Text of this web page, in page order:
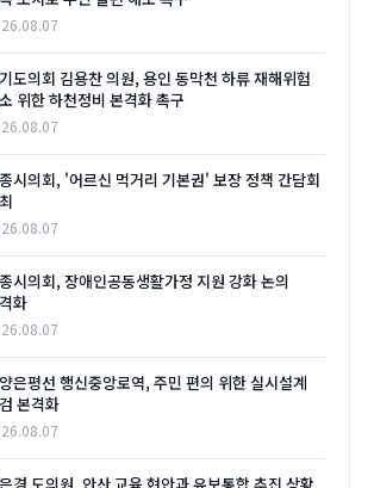
도의회 김용찬 의원, 용인 동막천 하류 재해위험
위한 하천정비 본격화 촉구
시의회, '어르신 먹거리 기본권' 보장 정책 간담회
시의회, 장애인공동생활가정 지원 강화 논의
화
은평선 행신중앙로역, 주민 편의 위한 실시설계
본격화
경 도의원, 안산 교육 현안과 유보통합 추진 상황